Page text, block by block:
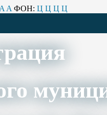
A A ФОН: Ц Ц Ц Ц